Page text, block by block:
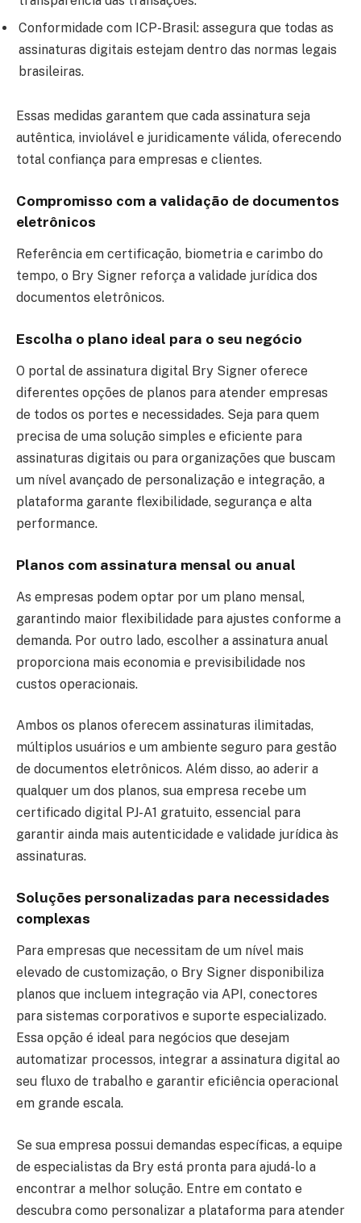
Conformidade com ICP-Brasil: assegura que todas as
assinaturas digitais estejam dentro das normas legais
brasileiras.
Essas medidas garantem que cada assinatura seja
autêntica, inviolável e juridicamente válida, oferecendo
total confiança para empresas e clientes.
Compromisso com a validação de documentos
eletrônicos
Referência em certificação, biometria e carimbo do
tempo, o Bry Signer reforça a validade jurídica dos
documentos eletrônicos.
Escolha o plano ideal para o seu negócio
O portal de assinatura digital Bry Signer oferece
diferentes opções de planos para atender empresas
de todos os portes e necessidades. Seja para quem
precisa de uma solução simples e eficiente para
assinaturas digitais ou para organizações que buscam
um nível avançado de personalização e integração, a
plataforma garante flexibilidade, segurança e alta
performance.
Planos com assinatura mensal ou anual
As empresas podem optar por um plano mensal,
garantindo maior flexibilidade para ajustes conforme a
demanda. Por outro lado, escolher a assinatura anual
proporciona mais economia e previsibilidade nos
custos operacionais.
Ambos os planos oferecem assinaturas ilimitadas,
múltiplos usuários e um ambiente seguro para gestão
de documentos eletrônicos. Além disso, ao aderir a
qualquer um dos planos, sua empresa recebe um
certificado digital PJ-A1 gratuito, essencial para
garantir ainda mais autenticidade e validade jurídica às
assinaturas.
Soluções personalizadas para necessidades
complexas
Para empresas que necessitam de um nível mais
elevado de customização, o Bry Signer disponibiliza
planos que incluem integração via API, conectores
para sistemas corporativos e suporte especializado.
Essa opção é ideal para negócios que desejam
automatizar processos, integrar a assinatura digital ao
seu fluxo de trabalho e garantir eficiência operacional
em grande escala.
Se sua empresa possui demandas específicas, a equipe
de especialistas da Bry está pronta para ajudá-lo a
encontrar a melhor solução. Entre em contato e
descubra como personalizar a plataforma para atender